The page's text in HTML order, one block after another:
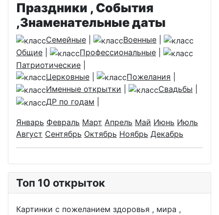
Праздники , События
,Знаменательные даты
Семейные Военные
Общие
Профессиональные
Патриотические
Церковные
Пожелания
Именные открытки
Свадьбы
ДР по годам
Январь Февраль Март Апрель Май Июнь Июль
Август Сентябрь Октябрь Ноябрь Декабрь
Топ 10 открыток
Картинки с пожеланием здоровья , мира ,